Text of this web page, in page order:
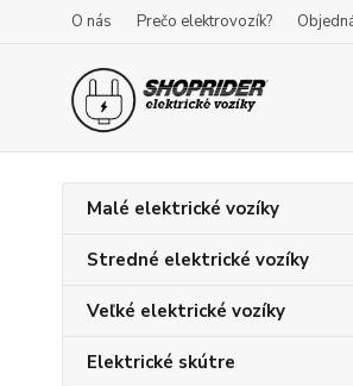
O nás Prečo elektrovozík?
Malé elektrické vozíky
Stredné elektrické vozíky
Veľké elektrické vozíky
Elektrické skútre